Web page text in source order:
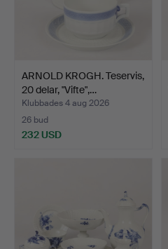
ARNOLD KROGH. Teservis,
20 delar, "Vifte",…
Klubbades 4 aug 2026
26 bud
232 USD